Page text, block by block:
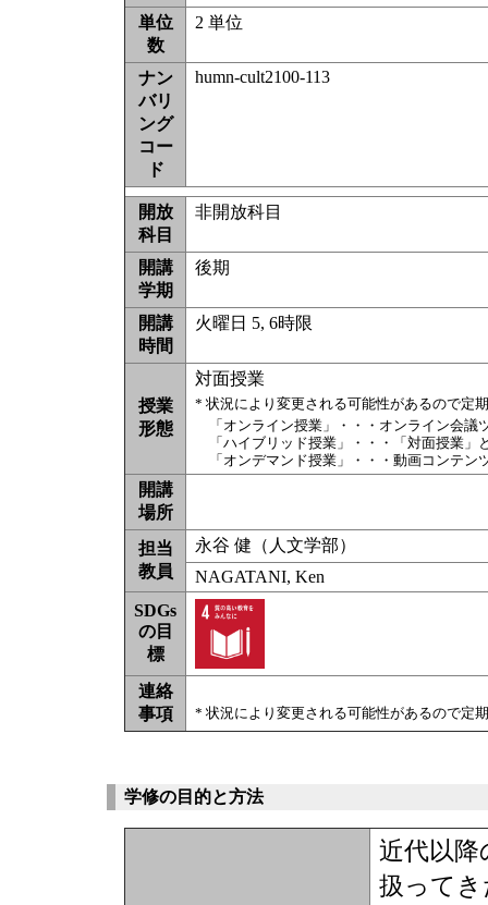
単位
数
2 単位
ナン
バリ
ング
コー
ド
humn-cult2100-113
開放
科目
非開放科目
開講
学期
後期
開講
時間
火曜日 5, 6時限
授業
形態
対面授業
* 状況により変更される可能性があるので定
「オンライン授業」・・・オンライン会
「ハイブリッド授業」・・・「対面授業
「オンデマンド授業」・・・動画コンテ
開講
場所
担当
教員
永谷 健（人文学部）
NAGATANI, Ken
SDGs
の目
標
連絡
事項
* 状況により変更される可能性があるので定
学修の目的と方法
近代以降
扱って